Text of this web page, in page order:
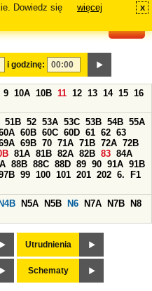
Dowiedz się
więcej x
i godzinę:
9 10A 10B 11 12 13 14 15 16
51B 52 53A 53C 53B 54B 55A
60B 60C 60D 61 62 63
69B 70 71A 71B 72A 72B
81A 81B 82A 82B 83 84A
88B 88C 88D 89 90 91A 91B
99 100 101 201 202 6.
F1
N4B N5A N5B N6 N7A N7B
N8
Utrudnienia
Schematy